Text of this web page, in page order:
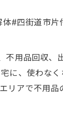
#四街道市
不用品回収
に、使わな
リアで不用